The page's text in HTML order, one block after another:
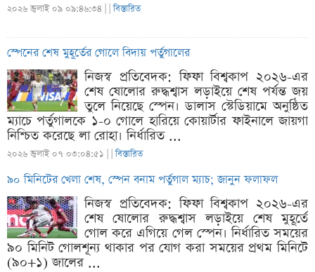
২০২৬ জুলাই ০৯ ০৯:৪৬:৩৪ | |বিস্তারিত
স্পেনের শেষ মুহূর্তের গোলে বিদায় পর্তুগালের
নিজস্ব প্রতিবেদক: ফিফা বিশ্বকাপ ২০২৬-এর
শেষ ষোলোর রুদ্ধশ্বাস লড়াইয়ে শেষ পর্যন্ত জয়
তুলে নিয়েছে স্পেন। ডালাস স্টেডিয়ামে অনুষ্ঠিত
ম্যাচে পর্তুগালকে ১-০ গোলে হারিয়ে কোয়ার্টার ফাইনালে জায়গা
নিশ্চিত করেছে লা রোহা। নির্ধারিত ...
২০২৬ জুলাই ০৭ ০৩:০৪:৫১ | |বিস্তারিত
৯০ মিনিটের খেলা শেষ, স্পেন বনাম পর্তুগাল ম্যাচ; জানুন ফলাফল
নিজস্ব প্রতিবেদক: ফিফা বিশ্বকাপ ২০২৬-এর
শেষ ষোলোর রুদ্ধশ্বাস লড়াইয়ে শেষ মুহূর্তে
গোল করে এগিয়ে গেল স্পেন। নির্ধারিত সময়ের
৯০ মিনিট গোলশূন্য থাকার পর যোগ করা সময়ের প্রথম মিনিটে
(৯০+১) জালের ...